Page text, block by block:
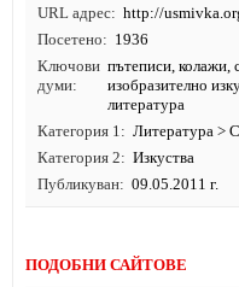
URL адрес
http://usmivka.
Посетено
1936
Ключови
думи
пътеписи, колажи,
изобразително
литература
Категория 1
Литература >
Категория 2
Изкуства
Публикуван
09.05.2011 г.
ПОДОБНИ САЙТОВЕ